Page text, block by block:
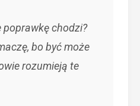
poprawkę chodzi?
bo być może
rozumieją te